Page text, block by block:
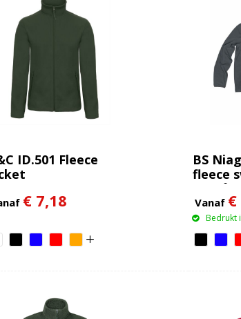
ID.501 Fleece
€ 7,18
BS
fleece
gr/m²
Vanaf €
Bedrukt